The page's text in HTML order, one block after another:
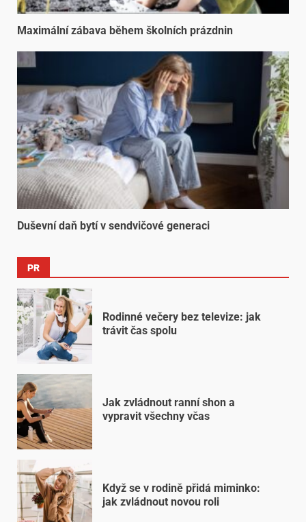
Maximální zábava během školních prázdnin
Duševní daň bytí v sendvičové generaci
PR
Rodinné večery bez televize: jak
trávit čas spolu
Jak zvládnout ranní shon a
vypravit všechny včas
Když se v rodině přidá miminko:
jak zvládnout novou roli